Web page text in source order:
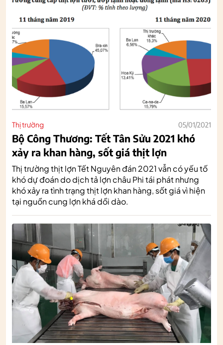
Thị trường 05/01/2021
Bộ Công Thương: Tết Tân Sửu 2021 khó
xảy ra khan hàng, sốt giá thịt lợn
Thị trường thịt lợn Tết Nguyên đán 2021 vẫn có yếu tố
khó dự đoán do dịch tả lợn châu Phi tái phát nhưng
khó xảy ra tình trạng thịt lợn khan hàng, sốt giá vì hiện
tại nguồn cung lợn khá dồi dào.